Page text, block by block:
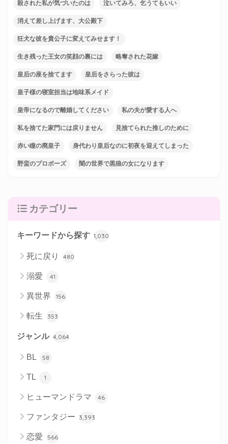
殺された私が気づいたのは 泣いてみろ、乞うてもいい
消えて差し上げます、大公殿下
狂犬な彼を貴公子に変えてみせます！
生き残った王女の笑顔の裏には 略奪された花嫁
皇后の座を捨てます 皇后をさらった彼は
皇子様の寝室担当は地味系メイド
皇帝になるので離婚してください 私の夫が愛する人へ
私を捨てた家門には戻りません 見捨てられた推しのために
赤い瞳の廃皇子 身代わり皇后なのに初夜を迎えてしまった
野蛮のプロポーズ 闇の世界で黒狼の女になります
カテゴリー
キーワードから探す 1,030
死に戻り 480
溺愛 41
異世界 156
転生 353
ジャンル 4,064
BL 58
TL 1
ヒューマンドラマ 46
ファンタジー 3,393
恋愛 566